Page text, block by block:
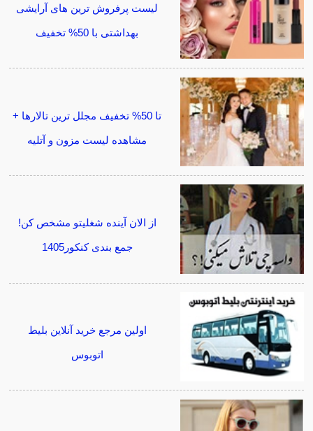
لیست پرفروش ترین های آرایشی
بهداشتی با 50% تخفیف
تا 50% تخفیف مجلل ترین تالارها +
مشاهده لیست مزون و آتلیه
از الان آینده شغلیتو مشخص کن!
جمع بندی کنکور1405
اولین مرجع خرید آنلاین بلیط
اتوبوس